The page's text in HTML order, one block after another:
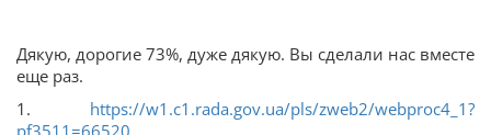
Дякую, дорогие 73%, дуже дякую. Вы сделали нас вместе
еще раз.
1. https://w1.c1.rada.gov.ua/pls/zweb2/webproc4_1?
pf3511=66520